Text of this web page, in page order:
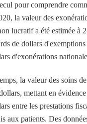
pour comprendre
la valeur des
lucratif a été estimée à
de dollars d'exemptions
d'exonérations
la valeur des soins
mettant en
entre les prestations
aux patients. Des